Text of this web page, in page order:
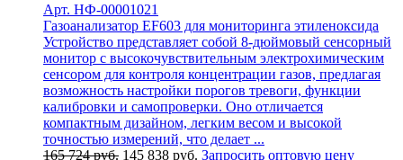
Арт. НФ-00001021
Газоанализатор EF603 для мониторинга этиленоксида
Устройство представляет собой 8-дюймовый сенсорный
монитор с высокочувствительным электрохимическим
сенсором для контроля концентрации газов, предлагая
возможность настройки порогов тревоги, функции
калибровки и самопроверки. Оно отличается
компактным дизайном, легким весом и высокой
точностью измерений, что делает ...
165 724руб. Первоначальная
145 838 руб. Текущая
Запросить оптовую цену